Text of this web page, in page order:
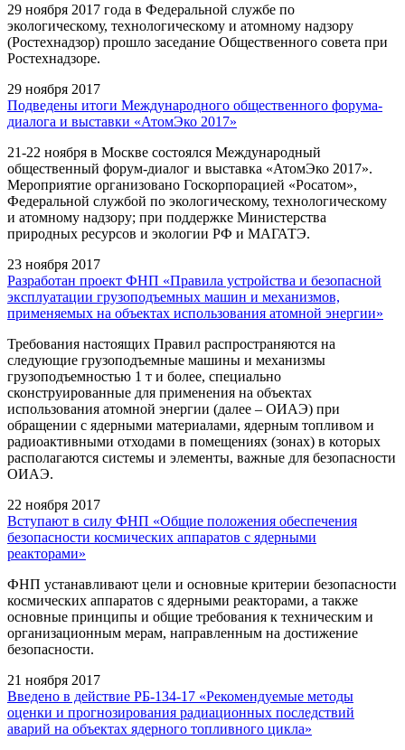
29 ноября 2017 года в Федеральной службе по
экологическому, технологическому и атомному надзору
(Ростехнадзор) прошло заседание Общественного совета при
Ростехнадзоре.
29 ноября 2017
Подведены итоги Международного общественного форума-
диалога и выставки «АтомЭко 2017»
21-22 ноября в Москве состоялся Международный
общественный форум-диалог и выставка «АтомЭко 2017».
Мероприятие организовано Госкорпорацией «Росатом»,
Федеральной службой по экологическому, технологическому
и атомному надзору; при поддержке Министерства
природных ресурсов и экологии РФ и МАГАТЭ.
23 ноября 2017
Разработан проект ФНП «Правила устройства и безопасной
эксплуатации грузоподъемных машин и механизмов,
применяемых на объектах использования атомной энергии»
Требования настоящих Правил распространяются на
следующие грузоподъемные машины и механизмы
грузоподъемностью 1 т и более, специально
сконструированные для применения на объектах
использования атомной энергии (далее – ОИАЭ) при
обращении с ядерными материалами, ядерным топливом и
радиоактивными отходами в помещениях (зонах) в которых
располагаются системы и элементы, важные для безопасности
ОИАЭ.
22 ноября 2017
Вступают в силу ФНП «Общие положения обеспечения
безопасности космических аппаратов с ядерными
реакторами»
ФНП устанавливают цели и основные критерии безопасности
космических аппаратов с ядерными реакторами, а также
основные принципы и общие требования к техническим и
организационным мерам, направленным на достижение
безопасности.
21 ноября 2017
Введено в действие РБ-134-17 «Рекомендуемые методы
оценки и прогнозирования радиационных последствий
аварий на объектах ядерного топливного цикла»